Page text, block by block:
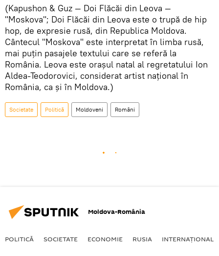
(Kapushon & Guz — Doi Flăcăi din Leova —
"Moskova"; Doi Flăcăi din Leova este o trupă de hip
hop, de expresie rusă, din Republica Moldova.
Cântecul "Moskova" este interpretat în limba rusă,
mai puţin pasajele textului care se referă la
România. Leova este oraşul natal al regretatului Ion
Aldea-Teodorovici, considerat artist naţional în
România, ca şi în Moldova.)
Societate Politică Moldoveni Români
Moldova-România
POLITICĂ SOCIETATE ECONOMIE RUSIA INTERNAŢIONAL